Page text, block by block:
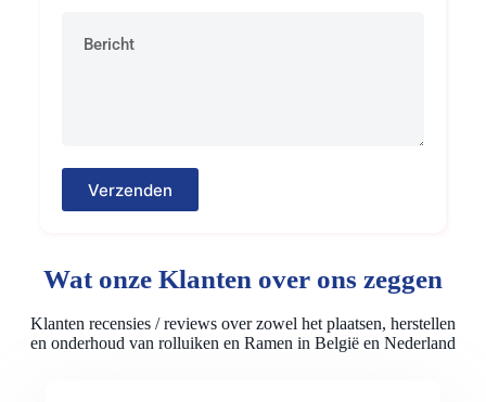
Verzenden
Wat onze Klanten over ons zeggen
Klanten recensies / reviews over zowel het plaatsen, herstellen
en onderhoud van rolluiken en Ramen in België en Nederland